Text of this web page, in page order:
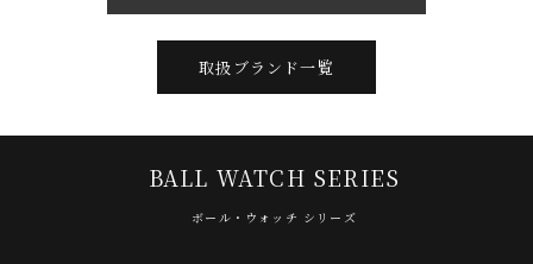
取扱ブランド一覧
BALL WATCH SERIES
ボール・ウォッチ シリーズ